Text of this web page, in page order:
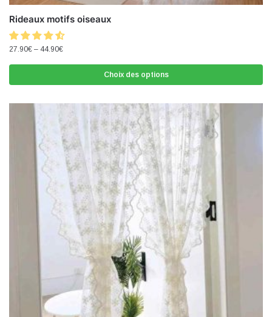
Rideaux motifs oiseaux
27.90€ – 44.90€
Choix des options